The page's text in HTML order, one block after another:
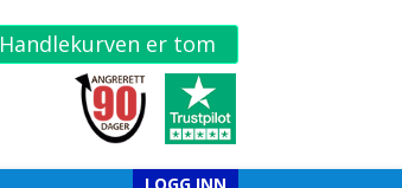
Handlekurven er tom